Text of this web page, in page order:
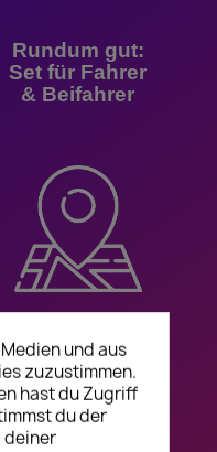
Rundum gut:
Set für Fahrer
& Beifahrer
Made in
Germany:
Beste Qualität
aus
Deutschland
und aus
zuzustimmen.
hast du Zugriff
du der
deiner